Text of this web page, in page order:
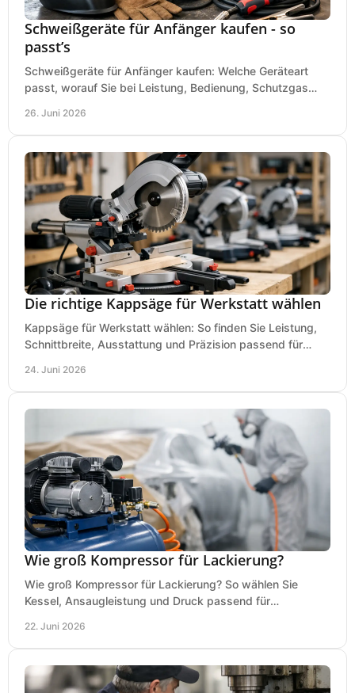
Schweißgeräte für Anfänger kaufen - so
passt’s
Schweißgeräte für Anfänger kaufen: Welche Geräteart
passt, worauf Sie bei Leistung, Bedienung, Schutzgas
26. Juni 2026
Die richtige Kappsäge für Werkstatt wählen
Kappsäge für Werkstatt wählen: So finden Sie Leistung,
Schnittbreite, Ausstattung und Präzision passend für
24. Juni 2026
Wie groß Kompressor für Lackierung?
Wie groß Kompressor für Lackierung? So wählen Sie
Kessel, Ansaugleistung und Druck passend für
22. Juni 2026